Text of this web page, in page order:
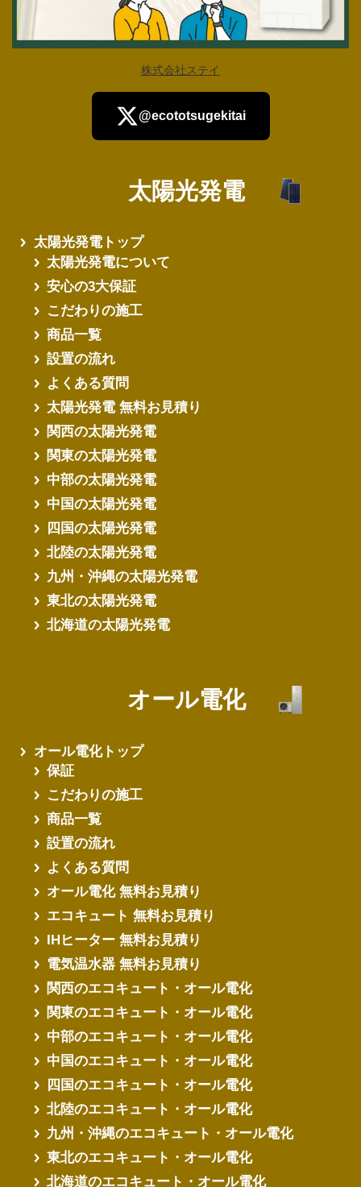
さらに読み込む
株式会社ステイ
@ecototsugekitai
太陽光発電
太陽光発電トップ
太陽光発電について
安心の3大保証
こだわりの施工
商品一覧
設置の流れ
よくある質問
太陽光発電 無料お見積り
関西の太陽光発電
関東の太陽光発電
中部の太陽光発電
中国の太陽光発電
四国の太陽光発電
北陸の太陽光発電
九州・沖縄の太陽光発電
東北の太陽光発電
北海道の太陽光発電
オール電化
オール電化トップ
保証
こだわりの施工
商品一覧
設置の流れ
よくある質問
オール電化 無料お見積り
エコキュート 無料お見積り
IHヒーター 無料お見積り
電気温水器 無料お見積り
関西のエコキュート・オール電化
関東のエコキュート・オール電化
中部のエコキュート・オール電化
中国のエコキュート・オール電化
四国のエコキュート・オール電化
北陸のエコキュート・オール電化
九州・沖縄のエコキュート・オール電化
東北のエコキュート・オール電化
北海道のエコキュート・オール電化